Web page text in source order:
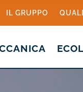
IL GRUPPO